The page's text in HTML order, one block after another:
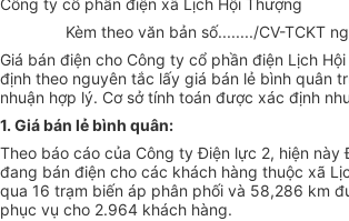
Công ty cổ phần điện xã Lịch Hội Thượng
Kèm theo văn bản số......../CV-TCKT
Giá bán điện cho Công ty cổ phần điện Lịch
định theo nguyên tắc lấy giá bán lẻ bình quân
nhuận hợp lý. Cơ sở tính toán được xác định
1. Giá bán lẻ bình quân:
Theo báo cáo của Công ty Điện lực 2, hiện này
đang bán điện cho các khách hàng thuộc xã
qua 16 trạm biến áp phân phối và 58,286 km
phục vụ cho 2.964 khách hàng.